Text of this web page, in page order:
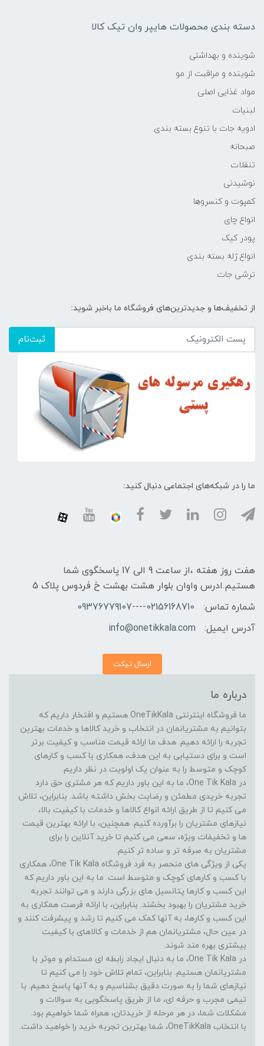
دسته بندی محصولات هایپر وان تیک کالا
شوینده و بهداشتی
شوینده و مراقبت از مو
مواد غذایی اصلی
لبنیات
ادویه جات با تنوع بسته بندی
صبحانه
تنقلات
نوشیدنی
کمپوت و کنسروها
انواع چای
پودر کیک
انواع ژله بسته بندی
ترشی جات
از تخفیف‌ها و جدیدترین‌های فروشگاه ما باخبر شوید:
ثبت‌نام
ما را در شبکه‌های اجتماعی دنبال کنید:
هفت روز هفته ،از ساعت 9 الی 17 پاسخگوی شما
هستیم.ادرس واوان بلوار هشت بهشت خ فردوس پلاک 5
شماره تماس:
02156168710----09376779107
آدرس ایمیل:
info@onetikkala.com
ارسال تیکت
درباره ما
ما فروشگاه اینترنتی OneTikKala هستیم و افتخار داریم که
بتوانیم به مشتریانمان در انتخاب و خرید کالاها و خدمات بهترین
تجربه را ارائه دهیم. هدف ما ارائه قیمت مناسب و کیفیت برتر
است و برای دستیابی به این هدف، همکاری با کسب و کارهای
کوچک و متوسط را به عنوان یک اولویت در نظر داریم.
در One Tik Kala، ما به این باور داریم که هر مشتری حق دارد
تجربه خریدی مطمئن و رضایت بخش داشته باشد. بنابراین، تلاش
می کنیم تا از طریق ارائه انواع کالاها و خدمات با کیفیت بالا،
نیازهای مشتریان را برآورده کنیم. همچنین، با ارائه بهترین قیمت
ها و تخفیفات ویژه، سعی می کنیم تا خرید آنلاین را برای
مشتریان به صرفه تر و ساده تر کنیم.
یکی از ویژگی های منحصر به فرد فروشگاه One Tik Kala، همکاری
با کسب و کارهای کوچک و متوسط است. ما به این باور داریم که
این کسب و کارها پتانسیل های بزرگی دارند و می توانند تجربه
خرید مشتریان را بهبود بخشند. بنابراین، با ارائه فرصت همکاری به
این کسب و کارها، به آنها کمک می کنیم تا رشد و پیشرفت کنند و
در عین حال، مشتریانمان هم از خدمات و کالاهای با کیفیت
بیشتری بهره مند شوند.
در One Tik Kala، ما به دنبال ایجاد رابطه ای مستدام و موثر با
مشتریانمان هستیم. بنابراین، تمام تلاش خود را می کنیم تا
نیازهای شما را به صورت دقیق بشناسیم و به آنها پاسخ دهیم. با
تیمی مجرب و حرفه ای، ما از طریق پاسخگویی به سوالات و
مشکلات شما، در هر مرحله از خریدتان، همراه شما خواهیم بود.
با انتخاب OneTikKala، شما بهترین تجربه خرید را خواهید داشت.